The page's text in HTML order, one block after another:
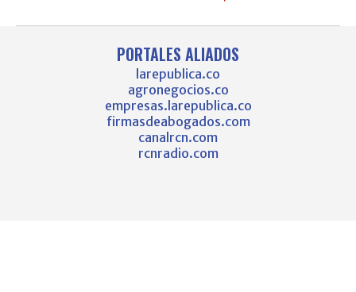
PORTALES ALIADOS
larepublica.co
agronegocios.co
empresas.larepublica.co
firmasdeabogados.com
canalrcn.com
rcnradio.com